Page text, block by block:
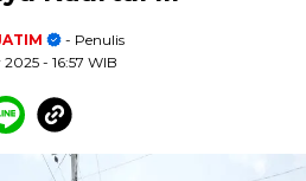
- Penulis
2025 - 16:57 WIB